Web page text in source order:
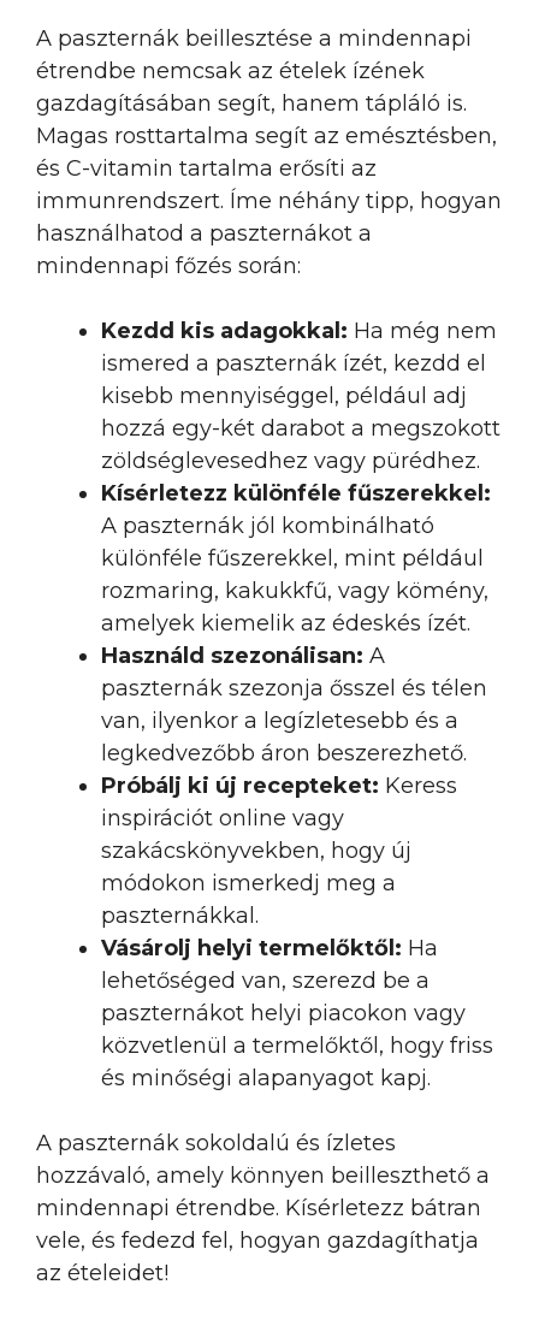
A paszternák beillesztése a mindennapi
étrendbe nemcsak az ételek ízének
gazdagításában segít, hanem tápláló is.
Magas rosttartalma segít az emésztésben,
és C-vitamin tartalma erősíti az
immunrendszert. Íme néhány tipp, hogyan
használhatod a paszternákot a
mindennapi főzés során:
Kezdd kis adagokkal: Ha még nem
ismered a paszternák ízét, kezdd el
kisebb mennyiséggel, például adj
hozzá egy-két darabot a megszokott
zöldséglevesedhez vagy pürédhez.
Kísérletezz különféle fűszerekkel:
A paszternák jól kombinálható
különféle fűszerekkel, mint például
rozmaring, kakukkfű, vagy kömény,
amelyek kiemelik az édeskés ízét.
Használd szezonálisan: A
paszternák szezonja ősszel és télen
van, ilyenkor a legízletesebb és a
legkedvezőbb áron beszerezhető.
Próbálj ki új recepteket: Keress
inspirációt online vagy
szakácskönyvekben, hogy új
módokon ismerkedj meg a
paszternákkal.
Vásárolj helyi termelőktől: Ha
lehetőséged van, szerezd be a
paszternákot helyi piacokon vagy
közvetlenül a termelőktől, hogy friss
és minőségi alapanyagot kapj.
A paszternák sokoldalú és ízletes
hozzávaló, amely könnyen beilleszthető a
mindennapi étrendbe. Kísérletezz bátran
vele, és fedezd fel, hogyan gazdagíthatja
az ételeidet!